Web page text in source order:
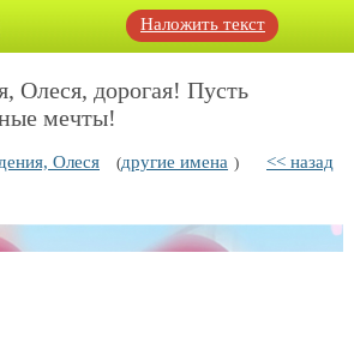
Наложить текст
Олеся, дорогая! Пусть
мечты!
Олеся (другие имена ) << назад